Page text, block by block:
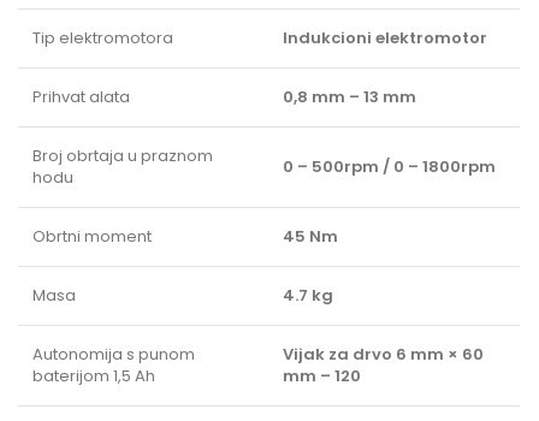
Tip elektromotora Indukcioni elektromotor
Prihvat alata 0,8 mm – 13 mm
Broj obrtaja u praznom
hodu
0 – 500rpm / 0 – 1800rpm
Obrtni moment 45 Nm
Masa 4.7 kg
Autonomija s punom
baterijom 1,5 Ah
Vijak za drvo 6 mm × 60
mm – 120